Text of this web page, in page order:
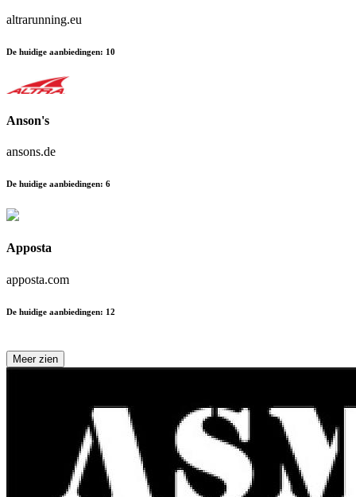
altrarunning.eu
De huidige aanbiedingen: 10
Anson's
ansons.de
De huidige aanbiedingen: 6
Apposta
apposta.com
De huidige aanbiedingen: 12
Meer zien